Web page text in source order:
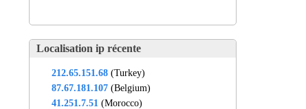
Localisation ip récente
212.65.151.68 (Turkey)
87.67.181.107 (Belgium)
41.251.7.51 (Morocco)